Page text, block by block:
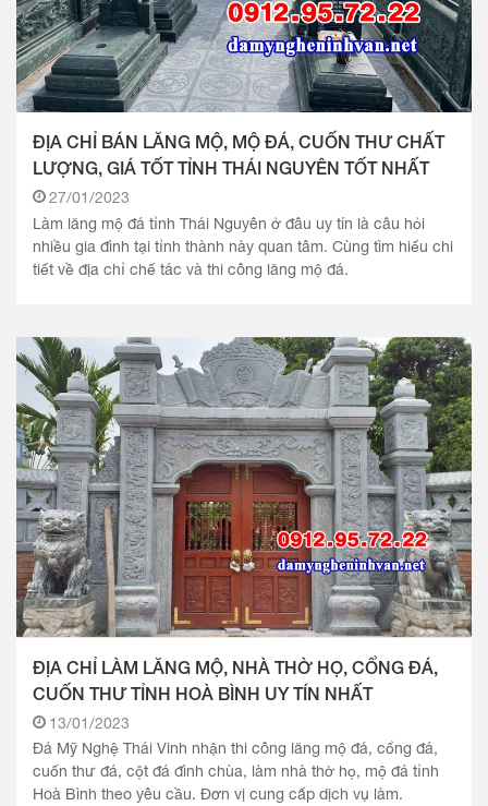
ĐỊA CHỈ BÁN LĂNG MỘ, MỘ ĐÁ, CUỐN THƯ CHẤT
LƯỢNG, GIÁ TỐT TỈNH THÁI NGUYÊN TỐT NHẤT
27/01/2023
Làm lăng mộ đá tỉnh Thái Nguyên ở đâu uy tín là câu hỏi
nhiều gia đình tại tỉnh thành này quan tâm. Cùng tìm hiểu chi
tiết về địa chỉ chế tác và thi công lăng mộ đá.
ĐỊA CHỈ LÀM LĂNG MỘ, NHÀ THỜ HỌ, CỔNG ĐÁ,
CUỐN THƯ TỈNH HOÀ BÌNH UY TÍN NHẤT
13/01/2023
Đá Mỹ Nghệ Thái Vinh nhận thi công lăng mộ đá, cổng đá,
cuốn thư đá, cột đá đình chùa, làm nhà thờ họ, mộ đá tỉnh
Hoà Bình theo yêu cầu. Đơn vị cung cấp dịch vụ làm.